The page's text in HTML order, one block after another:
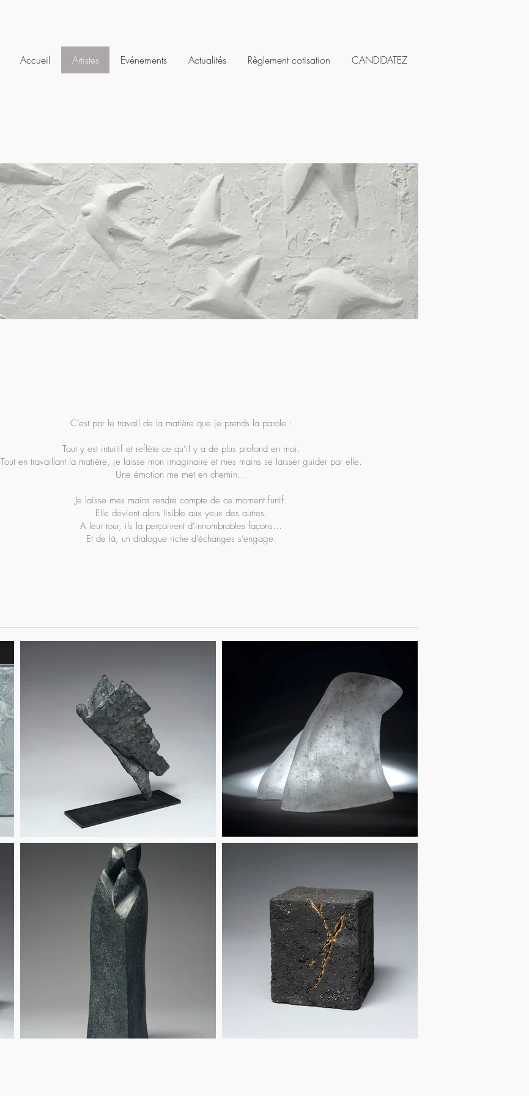
Accueil Artistes Evénements Actualités Règlement cotisation CANDIDATEZ
C’est par le travail de la matière que je prends la parole :
Tout y est intuitif et reflète ce qu’il y a de plus profond en moi.
Tout en travaillant la matière, je laisse mon imaginaire et mes mains se laisser guider par elle.
Une émotion me met en chemin…
Je laisse mes mains rendre compte de ce moment furtif.
Elle devient alors lisible aux yeux des autres.
A leur tour, ils la perçoivent d’innombrables façons…
Et de là, un dialogue riche d’échanges s’engage.